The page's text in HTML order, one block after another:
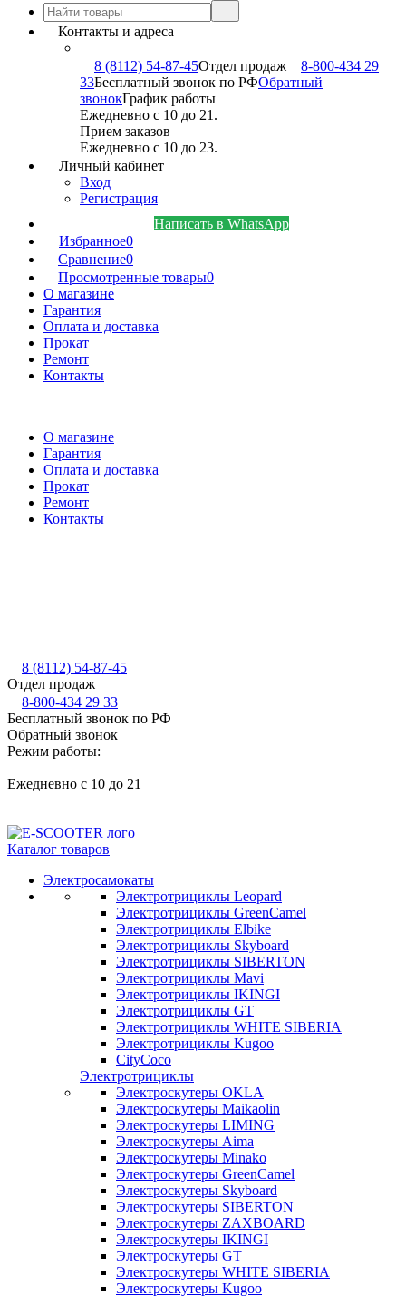
Контакты и адреса
8 (8112) 54-87-45Отдел продаж
8-800-434 29
33Бесплатный звонок по РФОбратный
звонокГрафик работы
Ежедневно с 10 до 21.
Прием заказов
Ежедневно с 10 до 23.
Личный кабинет
Вход
Регистрация
Написать в WhatsApp
Избранное0
Сравнение0
Просмотренные товары0
О магазине
Гарантия
Оплата и доставка
Прокат
Ремонт
Контакты
О магазине
Гарантия
Оплата и доставка
Прокат
Ремонт
Контакты
8 (8112) 54-87-45
Отдел продаж
8-800-434 29 33
Бесплатный звонок по РФ
Обратный звонок
Режим работы:
Ежедневно с 10 до 21
Каталог товаров
Электросамокаты
Электротрициклы Leopard
Электротрициклы GreenCamel
Электротрициклы Elbike
Электротрициклы Skyboard
Электротрициклы SIBERTON
Электротрициклы Mavi
Электротрициклы IKINGI
Электротрициклы GT
Электротрициклы WHITE SIBERIA
Электротрициклы Kugoo
CityCoco
Электротрициклы
Электроскутеры OKLA
Электроскутеры Maikaolin
Электроскутеры LIMING
Электроскутеры Aima
Электроскутеры Minako
Электроскутеры GreenCamel
Электроскутеры Skyboard
Электроскутеры SIBERTON
Электроскутеры ZAXBOARD
Электроскутеры IKINGI
Электроскутеры GT
Электроскутеры WHITE SIBERIA
Электроскутеры Kugoo